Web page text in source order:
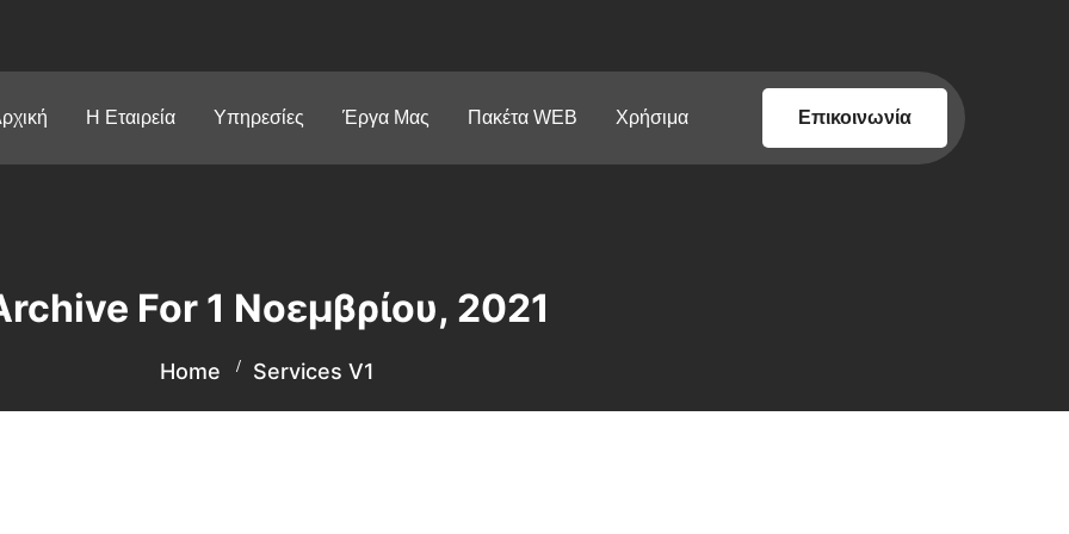
Η Εταιρεία Υπηρεσίες Έργα Μας Πακέτα WEB Χρήσιμα Επικοινωνία
For 1 Νοεμβρίου, 2021
Home Services V1